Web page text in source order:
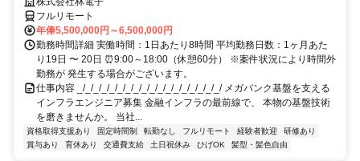
フルリモート
年俸5,500,000円～6,500,000円
勤務時間詳細 実働時間：1日あたり8時間 平均勤務日数：1ヶ月あた
り19日 〜 20日 ⏰9:00～18:00（休憩60分） ※案件状況により時間外
勤務が 発生する場合がございます。
仕事内容 _/_/_/_/_/_/_/_/_/_/_/_/_/_/_/_/_/_/ メガバンク基盤を支える
インフラエンジニア募集 金融インフラの最前線で、 本物の基盤技術
を磨きませんか。 当社...
資格取得支援あり 固定時間制 転勤なし フルリモート 経験者歓迎
研修あり
賞与あり
育休あり 交通費支給 土日祝休み ひげOK 髪型・髪色自由